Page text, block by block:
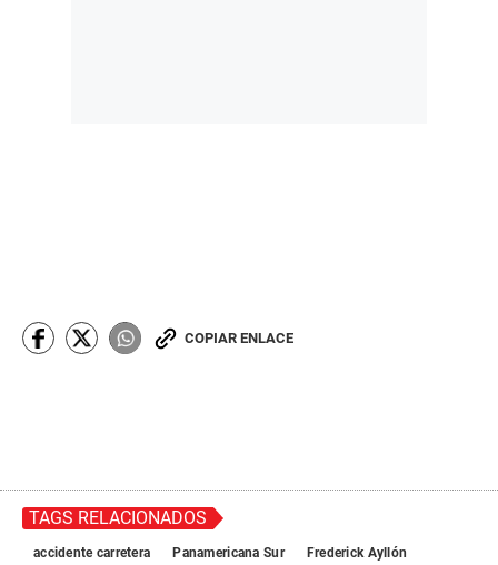
COPIAR ENLACE
TAGS RELACIONADOS
accidente carretera Panamericana Sur
Frederick Ayllón